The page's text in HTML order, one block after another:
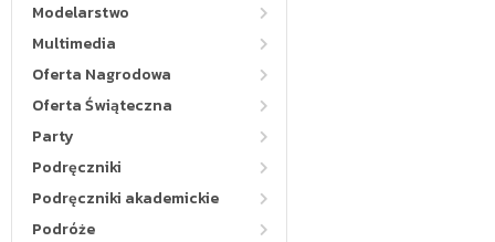
Modelarstwo
Multimedia
Oferta Nagrodowa
Oferta Świąteczna
Party
Podręczniki
Podręczniki akademickie
Podróże